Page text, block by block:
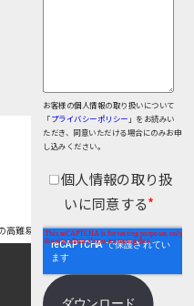
仮想環境（VMware）
個人情報保護
お客様の個人情報の取り扱いについて
「プライバシーポリシー 」をお読みい
ただき、同意いただける場合にのみお申
し込みください。
個人情報の取り扱
いに同意する*